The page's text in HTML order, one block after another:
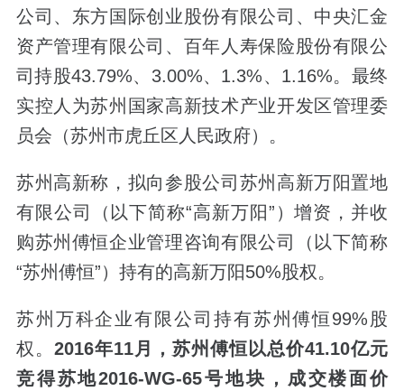
公司、东方国际创业股份有限公司、中央汇金
资产管理有限公司、百年人寿保险股份有限公
司持股43.79%、3.00%、1.3%、1.16%。最终
实控人为苏州国家高新技术产业开发区管理委
员会（苏州市虎丘区人民政府）。
苏州高新称，拟向参股公司苏州高新万阳置地
有限公司（以下简称“高新万阳”）增资，并收
购苏州傅恒企业管理咨询有限公司（以下简称
“苏州傅恒”）持有的高新万阳50%股权。
苏州万科企业有限公司持有苏州傅恒99%股
权。 2016年11月，苏州傅恒以总价41.10亿元
竞得苏地2016-WG-65号地块，成交楼面价